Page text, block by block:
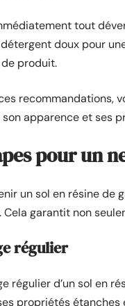
tout
doux pour
produit.
recommandations,
apparence et ses
pour un
un sol en résine de
garantit non
régulier
régulier d’un sol en
propriétés étanches